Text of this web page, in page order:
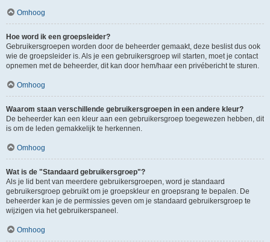
Omhoog
Hoe word ik een groepsleider?
Gebruikersgroepen worden door de beheerder gemaakt, deze beslist dus ook
wie de groepsleider is. Als je een gebruikersgroep wil starten, moet je contact
opnemen met de beheerder, dit kan door hem/haar een privébericht te sturen.
Omhoog
Waarom staan verschillende gebruikersgroepen in een andere kleur?
De beheerder kan een kleur aan een gebruikersgroep toegewezen hebben, dit
is om de leden gemakkelijk te herkennen.
Omhoog
Wat is de "Standaard gebruikersgroep"?
Als je lid bent van meerdere gebruikersgroepen, word je standaard
gebruikersgroep gebruikt om je groepskleur en groepsrang te bepalen. De
beheerder kan je de permissies geven om je standaard gebruikersgroep te
wijzigen via het gebruikerspaneel.
Omhoog